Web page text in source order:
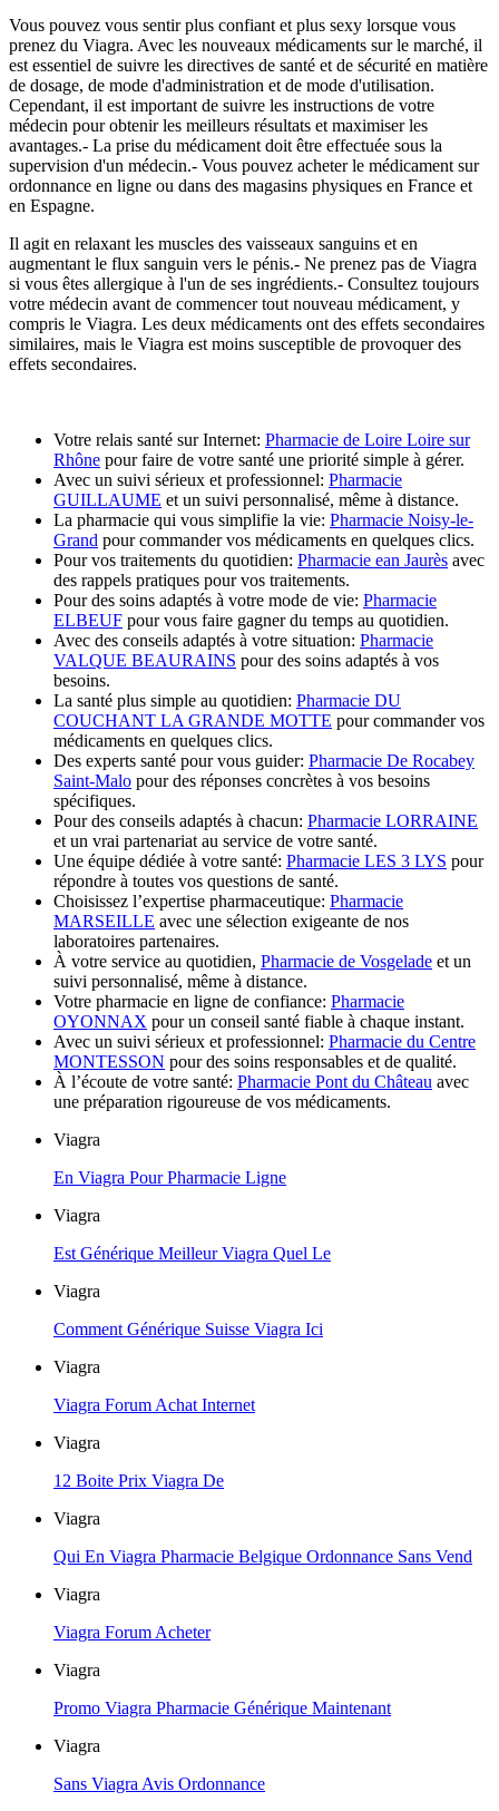
Vous pouvez vous sentir plus confiant et plus sexy lorsque vous
prenez du Viagra. Avec les nouveaux médicaments sur le marché, il
est essentiel de suivre les directives de santé et de sécurité en matière
de dosage, de mode d'administration et de mode d'utilisation.
Cependant, il est important de suivre les instructions de votre
médecin pour obtenir les meilleurs résultats et maximiser les
avantages.- La prise du médicament doit être effectuée sous la
supervision d'un médecin.- Vous pouvez acheter le médicament sur
ordonnance en ligne ou dans des magasins physiques en France et
en Espagne.
Il agit en relaxant les muscles des vaisseaux sanguins et en
augmentant le flux sanguin vers le pénis.- Ne prenez pas de Viagra
si vous êtes allergique à l'un de ses ingrédients.- Consultez toujours
votre médecin avant de commencer tout nouveau médicament, y
compris le Viagra. Les deux médicaments ont des effets secondaires
similaires, mais le Viagra est moins susceptible de provoquer des
effets secondaires.
Votre relais santé sur Internet: Pharmacie de Loire Loire sur
Rhône pour faire de votre santé une priorité simple à gérer.
Avec un suivi sérieux et professionnel: Pharmacie
GUILLAUME et un suivi personnalisé, même à distance.
La pharmacie qui vous simplifie la vie: Pharmacie Noisy-le-
Grand pour commander vos médicaments en quelques clics.
Pour vos traitements du quotidien: Pharmacie ean Jaurès avec
des rappels pratiques pour vos traitements.
Pour des soins adaptés à votre mode de vie: Pharmacie
ELBEUF pour vous faire gagner du temps au quotidien.
Avec des conseils adaptés à votre situation: Pharmacie
VALQUE BEAURAINS pour des soins adaptés à vos
besoins.
La santé plus simple au quotidien: Pharmacie DU
COUCHANT LA GRANDE MOTTE pour commander vos
médicaments en quelques clics.
Des experts santé pour vous guider: Pharmacie De Rocabey
Saint-Malo pour des réponses concrètes à vos besoins
spécifiques.
Pour des conseils adaptés à chacun: Pharmacie LORRAINE
et un vrai partenariat au service de votre santé.
Une équipe dédiée à votre santé: Pharmacie LES 3 LYS pour
répondre à toutes vos questions de santé.
Choisissez l’expertise pharmaceutique: Pharmacie
MARSEILLE avec une sélection exigeante de nos
laboratoires partenaires.
À votre service au quotidien, Pharmacie de Vosgelade et un
suivi personnalisé, même à distance.
Votre pharmacie en ligne de confiance: Pharmacie
OYONNAX pour un conseil santé fiable à chaque instant.
Avec un suivi sérieux et professionnel: Pharmacie du Centre
MONTESSON pour des soins responsables et de qualité.
À l’écoute de votre santé: Pharmacie Pont du Château avec
une préparation rigoureuse de vos médicaments.
Viagra
En Viagra Pour Pharmacie Ligne
Viagra
Est Générique Meilleur Viagra Quel Le
Viagra
Comment Générique Suisse Viagra Ici
Viagra
Viagra Forum Achat Internet
Viagra
12 Boite Prix Viagra De
Viagra
Qui En Viagra Pharmacie Belgique Ordonnance Sans Vend
Viagra
Viagra Forum Acheter
Viagra
Promo Viagra Pharmacie Générique Maintenant
Viagra
Sans Viagra Avis Ordonnance